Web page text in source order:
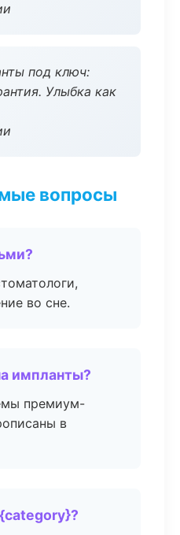
под ключ:
Улыбка как
вопросы
во сне.
импланты?
премиум-
в